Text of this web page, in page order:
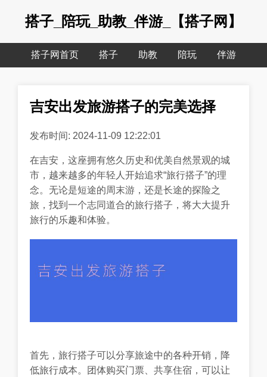
搭子_陪玩_助教_伴游_【搭子网】
搭子网首页 搭子 助教 陪玩 伴游
吉安出发旅游搭子的完美选择
发布时间: 2024-11-09 12:22:01
在吉安，这座拥有悠久历史和优美自然景观的城
市，越来越多的年轻人开始追求“旅行搭子”的理
念。无论是短途的周末游，还是长途的探险之
旅，找到一个志同道合的旅行搭子，将大大提升
旅行的乐趣和体验。
首先，旅行搭子可以分享旅途中的各种开销，降
低旅行成本。团体购买门票、共享住宿，可以让